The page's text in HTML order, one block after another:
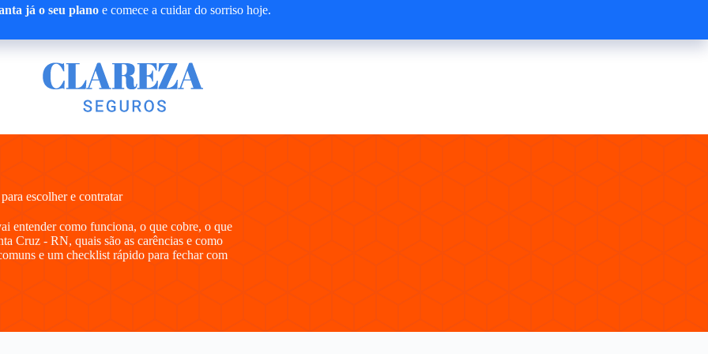
já o seu planoe comece a cuidar do sorriso hoje.
escolher e contratar
entender como funciona, o que cobre, o que
Cruz - RN, quais são as carências e como
e um checklist rápido para fechar com